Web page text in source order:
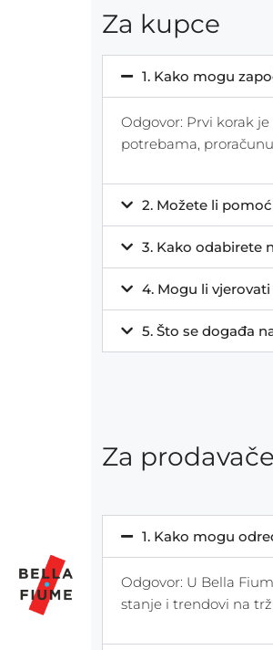
Za kupce
1. Kako mogu
Odgovor: Prvi korak
potrebama,
2. Možete li
3. Kako odabirete
4. Mogu li
5. Što se događa
Za prodavače
1. Kako mogu
Odgovor: U Bella
stanje i trendovi na